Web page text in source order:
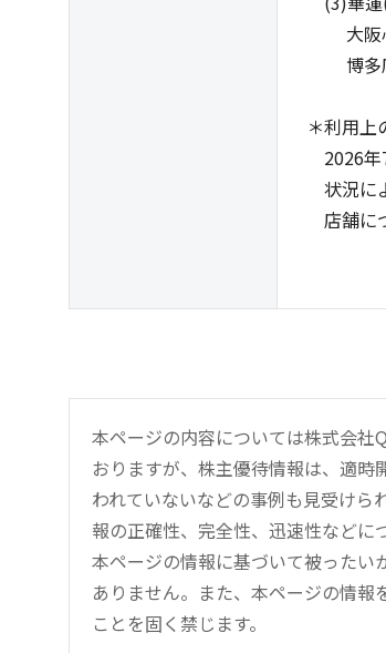
大阪心
博多
＊利用上
2026年7
状況によ
店舗につ
（
本ページの内容については株式会社
おりますが、株主優待情報は、適
われていないなどの事例も見受けら
報の正確性、完全性、迅速性などに
本ページの情報に基づいて被ったい
ありません。また、本ページの情
ことを固く禁じます。